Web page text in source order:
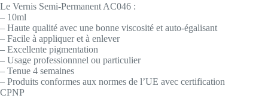
Le Vernis Semi-Permanent AC046 :
– 10ml
– Haute qualité avec une bonne viscosité et auto-égalisant
– Facile à appliquer et à enlever
– Excellente pigmentation
– Usage professionnnel ou particulier
– Tenue 4 semaines
– Produits conformes aux normes de l’UE avec certification
CPNP